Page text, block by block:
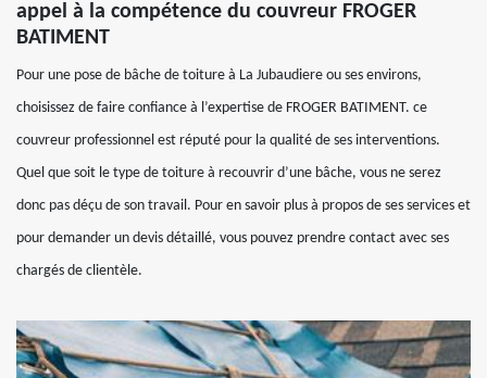
appel à la compétence du couvreur FROGER
BATIMENT
Pour une pose de bâche de toiture à La Jubaudiere ou ses environs,
choisissez de faire confiance à l’expertise de FROGER BATIMENT. ce
couvreur professionnel est réputé pour la qualité de ses interventions.
Quel que soit le type de toiture à recouvrir d’une bâche, vous ne serez
donc pas déçu de son travail. Pour en savoir plus à propos de ses services et
pour demander un devis détaillé, vous pouvez prendre contact avec ses
chargés de clientèle.